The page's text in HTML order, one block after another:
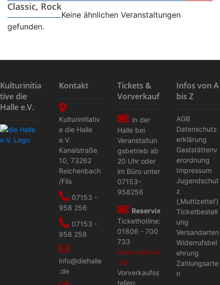
Classic, Rock
Keine ähnlichen Veranstaltungen
gefunden.
Kulturinitia
tive die
Halle e.V.
Kontakt
Kulturinitiativ
e die Halle
e.V.
Kanalstraße
10, 73262
Reichenbach
/Fils
07153 -
958 256
07153 -
958 258
info@diehalle
.de
Tickets &
Vorverkauf
in der
Halle bei
Veranstaltun
gs­betrieb ab
20 Uhr oder
im Büro unter
07153-
958256
Reservix
Tickethotline:
01806 - 700
733
www.reservix
.de
Vorverkaufss
tellen:
Infos von A
bis Z
AGB
Datenschutz
erklärung
Gaststättenv
erordnung
Impressum
Jugendschut
z
(‚Muttizettel‘)
Ticketbestell
ung
Versandarten
Widerrufsbel
ehrung
Zahlungsarte
n